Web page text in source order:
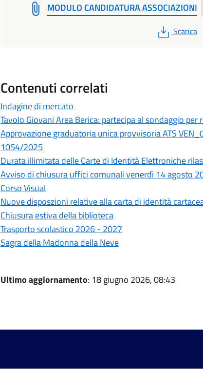
MODULO CANDIDATURA ASSOCIAZIONI
PDF
Scarica
Contenuti correlati
Indagine di mercato
Tavolo Giovani Area Berica: partecipa al sondaggio
Approvazione graduatoria unica provvisoria ATS
1054/2025
Durata illimitata delle Carte di Identità Elettroniche
Avviso di chiusura uffici comunali venerdì 14 agosto
Corso Visual
Nuove disposzioni relative alla carta di identità
Chiusura estiva della biblioteca
Trasporto scolastico 2026 - 2027
Sagra della Madonna della Neve
Ultimo aggiornamento: 18 giugno 2026, 08:43